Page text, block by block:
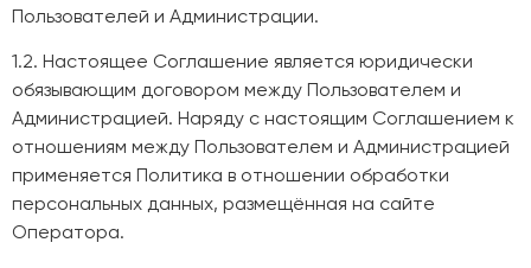
Пользователей и Администрации.
1.2. Настоящее Соглашение является юридически
обязывающим договором между Пользователем и
Администрацией. Наряду с настоящим Соглашением к
отношениям между Пользователем и Администрацией
применяется Политика в отношении обработки
персональных данных, размещённая на сайте
Оператора.